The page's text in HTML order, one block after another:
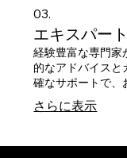
03.
エキスパー
経験豊富な専門家
的なアドバイスと
確なサポートで、
さらに表示